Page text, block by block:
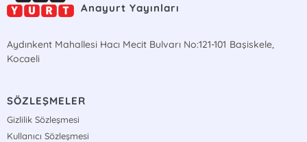
Anayurt Yayınları
Aydınkent Mahallesi Hacı Mecit Bulvarı No:121-101 Başiskele,
Kocaeli
SÖZLEŞMELER
Gizlilik Sözleşmesi
Kullanıcı Sözleşmesi